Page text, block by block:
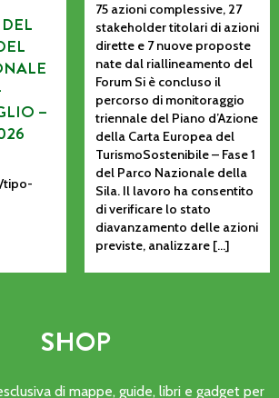
–
tipo-
75 azioni complessive, 27
stakeholder titolari di azioni
dirette e 7 nuove proposte
nate dal riallineamento del
Forum Si è concluso il
percorso di monitoraggio
triennale del Piano d’Azione
della Carta Europea del
TurismoSostenibile – Fase 1
del Parco Nazionale della
Sila. Il lavoro ha consentito
di verificare lo stato
diavanzamento delle azioni
previste, analizzare […]
SHOP
di mappe, guide, libri e gadget per